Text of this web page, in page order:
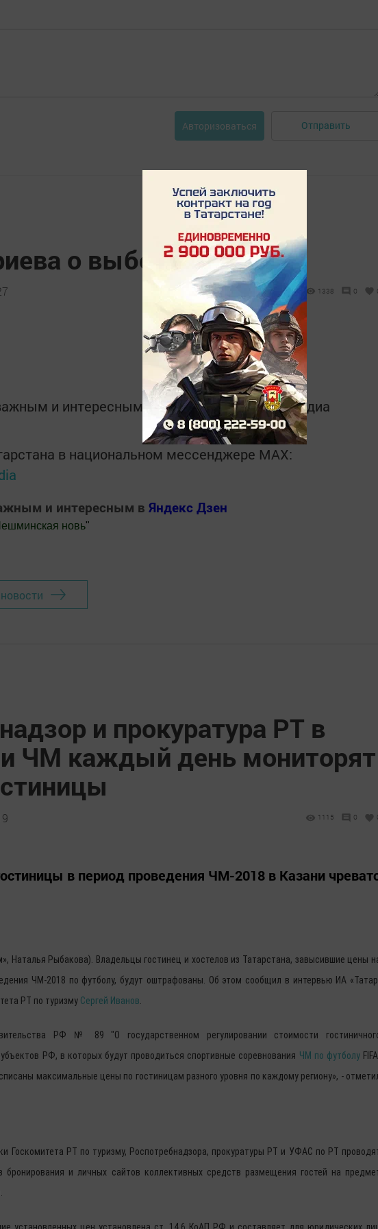
Авторизоваться Отправить
о выборах
1338 0
и интересным в Telegram-каналеТатмедиа
в национальном мессенджере MАХ:
и интересным в Яндекс Дзен
новь"
и прокуратура РТ в
ЧМ каждый день мониторят
1115 0
в период проведения ЧМ-2018 в Казани
Наталья Рыбакова). Владельцы гостинец и хостелов из Татарстана, завысившие цены
ЧМ-2018 по футболу, будут оштрафованы. Об этом сообщил в интервью ИА
РТ по туризму Сергей Иванов.
РФ № 89 "О государственном регулировании стоимости
РФ, в которых будут проводиться спортивные соревнования ЧМ по футболу
максимальные цены по гостиницам разного уровня по каждому региону», -
Госкомитета РТ по туризму, Роспотребнадзора, прокуратуры РТ и УФАС по РТ
бронирования и личных сайтов коллективных средств размещения гостей на